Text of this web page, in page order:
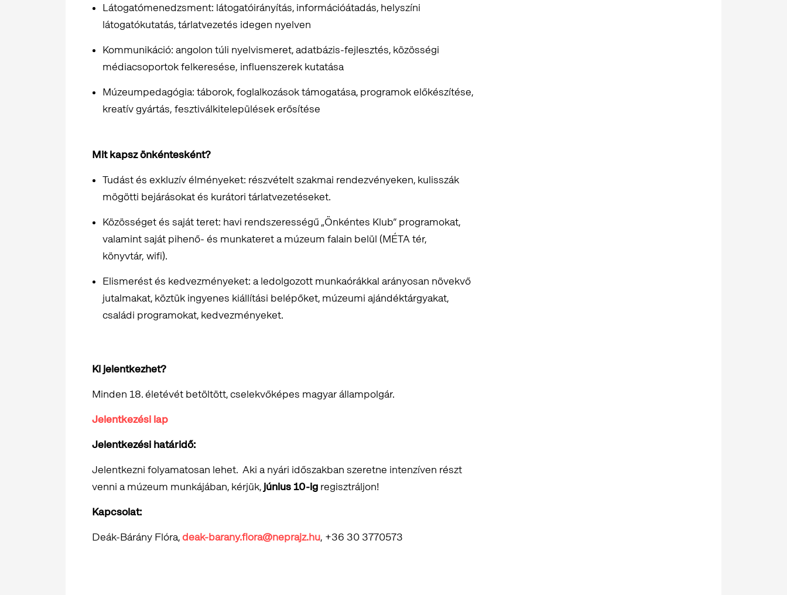
Látogatómenedzsment: látogatóirányítás, információátadás, helyszíni
látogatókutatás, tárlatvezetés idegen nyelven
Kommunikáció: angolon túli nyelvismeret, adatbázis-fejlesztés, közösségi
médiacsoportok felkeresése, influenszerek kutatása
Múzeumpedagógia: táborok, foglalkozások támogatása, programok előkészítése,
kreatív gyártás, fesztiválkitelepülések erősítése
Mit kapsz önkéntesként?
Tudást és exkluzív élményeket: részvételt szakmai rendezvényeken, kulisszák
mögötti bejárásokat és kurátori tárlatvezetéseket.
Közösséget és saját teret: havi rendszerességű „Önkéntes Klub” programokat,
valamint saját pihenő- és munkateret a múzeum falain belül (MÉTA tér,
könyvtár, wifi).
Elismerést és kedvezményeket: a ledolgozott munkaórákkal arányosan növekvő
jutalmakat, köztük ingyenes kiállítási belépőket, múzeumi ajándéktárgyakat,
családi programokat, kedvezményeket.
Ki jelentkezhet?
Minden 18. életévét betöltött, cselekvőképes magyar állampolgár.
Jelentkezési lap
Jelentkezési határidő:
Jelentkezni folyamatosan lehet. Aki a nyári időszakban szeretne intenzíven részt
venni a múzeum munkájában, kérjük, június 10-ig regisztráljon!
Kapcsolat:
Deák-Bárány Flóra,deak-barany.flora@neprajz.hu, +36 30 3770573